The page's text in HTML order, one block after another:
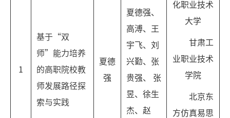
1
基于“双
师”能力培养
的高职院校教
师发展路径探
索与实践
夏德
强
夏德强、
高溥、王
宇飞、刘
兴勤、张
贵强、 张
昱、徐生
杰、赵
化职业技术
大学
甘肃工
业职业技术
学院
北京东
方仿真易思